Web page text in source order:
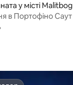
у місті Malitbog
в Портофіно Саут